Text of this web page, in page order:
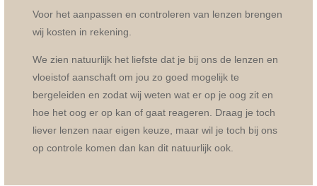
Voor het aanpassen en controleren van lenzen brengen
wij kosten in rekening.
We zien natuurlijk het liefste dat je bij ons de lenzen en
vloeistof aanschaft om jou zo goed mogelijk te
bergeleiden en zodat wij weten wat er op je oog zit en
hoe het oog er op kan of gaat reageren. Draag je toch
liever lenzen naar eigen keuze, maar wil je toch bij ons
op controle komen dan kan dit natuurlijk ook.